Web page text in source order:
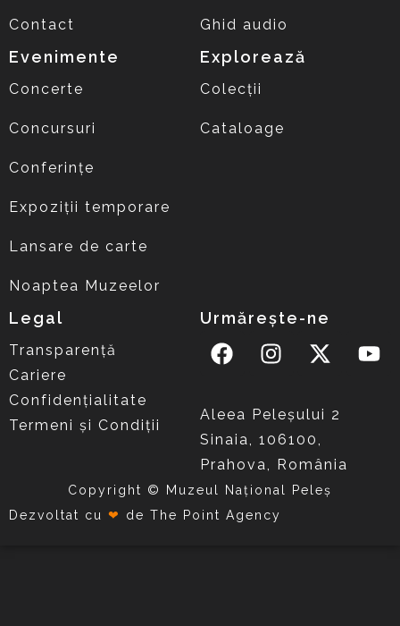
Contact Ghid audio
Evenimente
Concerte
Concursuri
Conferințe
Expoziții temporare
Lansare de carte
Noaptea Muzeelor
Explorează
Colecții
Cataloage
Legal
Transparență
Cariere
Confidențialitate
Termeni și Condiții
Urmărește-ne
Aleea Peleşului 2
Sinaia, 106100,
Prahova, România
Copyright © Muzeul Național Peleș
Dezvoltat cu ❤ de The Point Agency